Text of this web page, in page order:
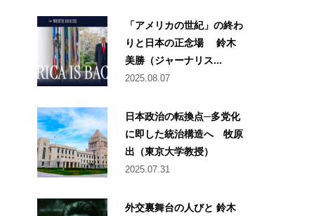
「アメリカの世紀」の終わ
りと日本の正念場 鈴木
美勝（ジャーナリス...
2025.08.07
日本政治の転換点─多党化
に即した統治構造へ 牧原
出（東京大学教授）
2025.07.31
外交裏舞台の人びと 鈴木